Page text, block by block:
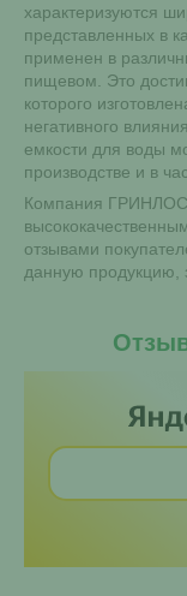
характеризуются
представленных в
применен в
пищевом. Это
которого
негативного
емкости для воды
производстве и в
Компания ГРИНЛОС
отзывами
данную продукцию,